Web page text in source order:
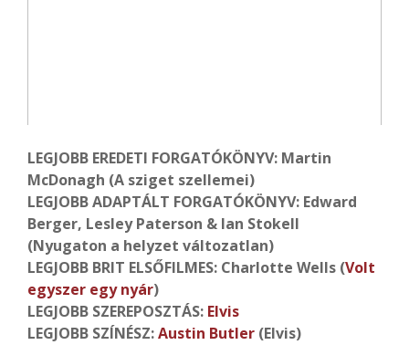
LEGJOBB EREDETI FORGATÓKÖNYV: Martin
McDonagh (A sziget szellemei)
LEGJOBB ADAPTÁLT FORGATÓKÖNYV: Edward
Berger, Lesley Paterson & Ian Stokell
(Nyugaton a helyzet változatlan)
LEGJOBB BRIT ELSŐFILMES: Charlotte Wells (Volt
egyszer egy nyár)
LEGJOBB SZEREPOSZTÁS: Elvis
LEGJOBB SZÍNÉSZ:Austin Butler (Elvis)